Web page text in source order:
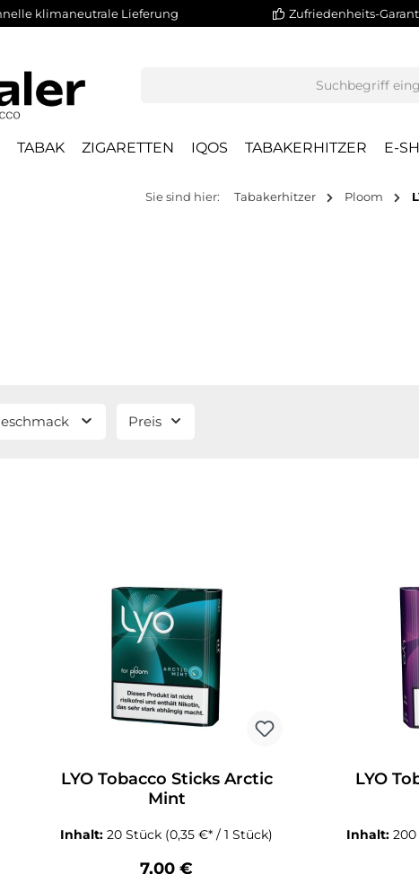
klimaneutrale Lieferung Zufriedenheits-
TABAK ZIGARETTEN IQOS TABAKERHITZER E-
Sie sind hier: Tabakerhitzer Ploom
Preis
LYO Tobacco Sticks Arctic
Mint
Inhalt: 20 Stück (0,35 €* / 1 Stück)
Regulärer Preis:
7,00 €
LYO
Inhalt: